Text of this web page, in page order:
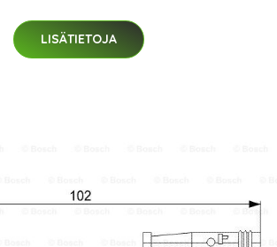
LISÄTIETOJA